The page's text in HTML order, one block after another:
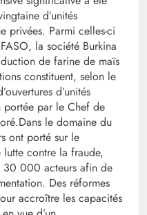
d’unités
privées. Parmi celles-ci
la société Burkina
de farine de maïs
constituent, selon le
d’unités
portée par le Chef de
le domaine du
ont porté sur le
contre la fraude,
30 000 acteurs afin de
Des réformes
accroître les capacités